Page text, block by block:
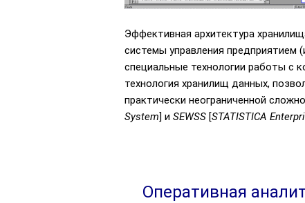
Эффективная архитектура
системы управления предприятием
специальные технологии работы с
технология хранилищ данных,
практически неограниченной
System] и SEWSS [STATISTICA
Оперативная